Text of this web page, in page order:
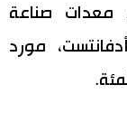
معدات صناعة
أدفانتست، مورد